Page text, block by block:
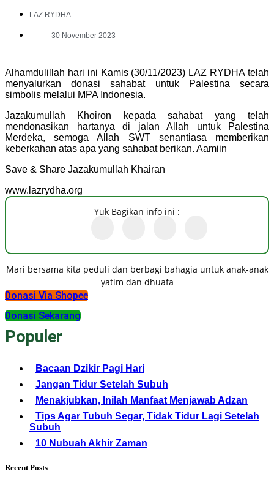
LAZ RYDHA
30 November 2023
Alhamdulillah hari ini Kamis (30/11/2023) LAZ RYDHA telah
menyalurkan donasi sahabat untuk Palestina secara
simbolis melalui MPA Indonesia.
Jazakumullah Khoiron kepada sahabat yang telah
mendonasikan hartanya di jalan Allah untuk Palestina
Merdeka, semoga Allah SWT senantiasa memberikan
keberkahan atas apa yang sahabat berikan. Aamiin
Save & Share Jazakumullah Khairan
www.lazrydha.org
Yuk Bagikan info ini :
Mari bersama kita peduli dan berbagi bahagia untuk anak-anak
yatim dan dhuafa
Donasi Via Shopee
Donasi Sekarang
Populer
Bacaan Dzikir Pagi Hari
Jangan Tidur Setelah Subuh
Menakjubkan, Inilah Manfaat Menjawab Adzan
Tips Agar Tubuh Segar, Tidak Tidur Lagi Setelah
Subuh
10 Nubuah Akhir Zaman
Recent Posts